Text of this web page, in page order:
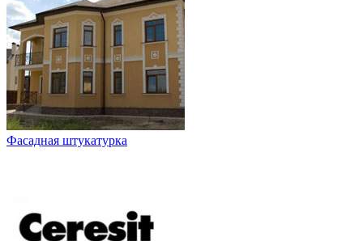
Фасадная штукатурка